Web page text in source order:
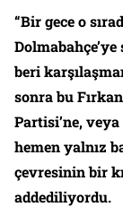
“Bir gece o
beri
sonra bu
Partisi’ne,
hemen yalnız
çevresinin bir
addediliyordu.